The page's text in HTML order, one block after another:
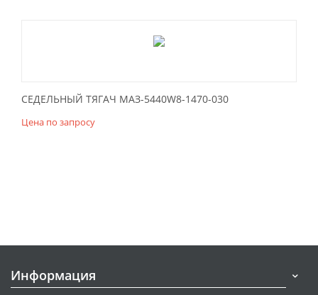
СЕДЕЛЬНЫЙ ТЯГАЧ МАЗ-5440W8-1470-030
Цена по запросу
Информация